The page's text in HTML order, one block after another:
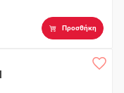
Προσθήκη